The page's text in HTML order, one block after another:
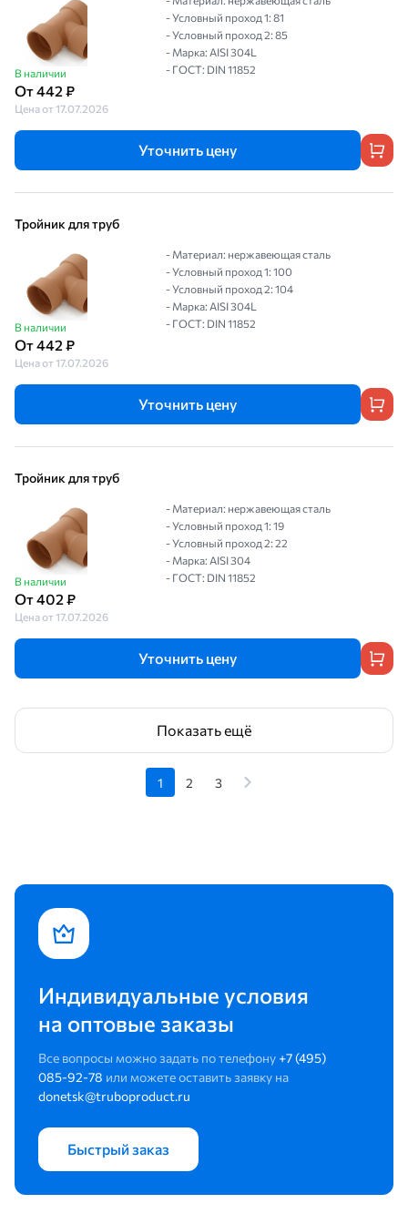
В наличии
От 442 ₽
Цена от 17.07.2026
- Условный проход 1: 81
- Условный проход 2: 85
- Марка: AISI 304L
- ГОСТ: DIN 11852
Уточнить цену
Тройник для труб
В наличии
От 442 ₽
Цена от 17.07.2026
- Материал: нержавеющая сталь
- Условный проход 1: 100
- Условный проход 2: 104
- Марка: AISI 304L
- ГОСТ: DIN 11852
Уточнить цену
Тройник для труб
В наличии
От 402 ₽
Цена от 17.07.2026
- Материал: нержавеющая сталь
- Условный проход 1: 19
- Условный проход 2: 22
- Марка: AISI 304
- ГОСТ: DIN 11852
Уточнить цену
Показать ещё
1 2 3
Индивидуальные условия
на оптовые заказы
Все вопросы можно задать по телефону +7 (495)
085-92-78 или можете оставить заявку на
donetsk@truboproduct.ru
Быстрый заказ